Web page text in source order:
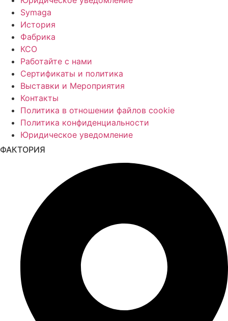
Symaga
История
Фабрика
КСО
Работайте с нами
Сертификаты и политика
Выставки и Мероприятия
Контакты
Политика в отношении файлов cookie
Политика конфиденциальности
Юридическое уведомление
ФАКТОРИЯ